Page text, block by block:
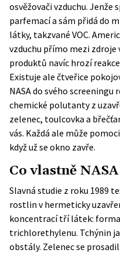
osvěžovači vzduchu.
parfemací a sám přidá do
látky, takzvané VOC.
vzduchu přímo mezi
produktů navíc hrozí
Existuje ale čtveřice
NASA do svého
chemické polutanty z
zelenec, toulcovka a
vás. Každá ale může
když už se okno zavře.
Co vlastně
Slavná studie z roku 1989
rostlin v hermeticky
koncentrací tří látek:
trichlorethylenu. Tchýnin
obstály. Zelenec se